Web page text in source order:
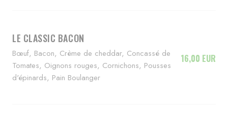
LE CLASSIC BACON
Bœuf, Bacon, Crème de cheddar, Concassé de
Tomates, Oignons rouges, Cornichons, Pousses
d'épinards, Pain Boulanger
16,00 EUR